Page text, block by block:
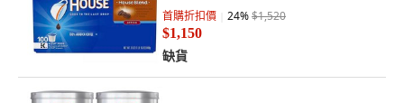
首購折扣價 24%$1,520
$1,150
缺貨